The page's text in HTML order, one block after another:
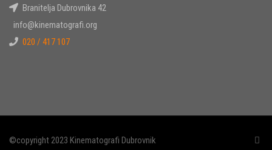
Branitelja Dubrovnika 42
info@kinematografi.org
020 / 417 107
©copyright 2023 Kinematografi Dubrovnik